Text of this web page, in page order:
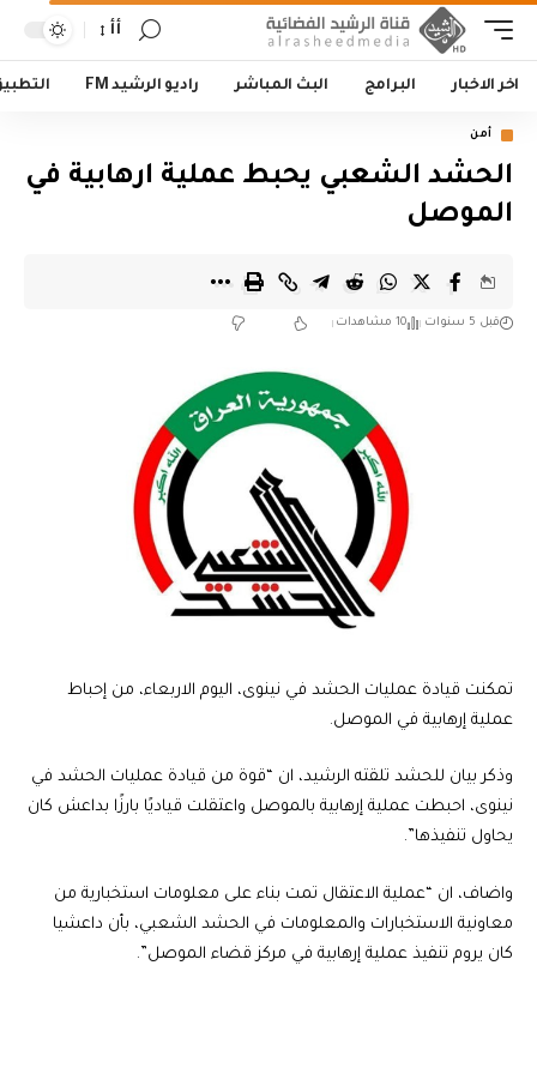
أأ
اخر الاخبار البرامج البث المباشر راديو الرشيد FM
أمن
الحشد الشعبي يحبط عملية ارهابية في
الموصل
قبل 5 سنوات 10 مشاهدات
تمكنت قيادة عمليات الحشد في نينوى، اليوم الاربعاء، من إحباط
عملية إرهابية في الموصل.
وذكر بيان للحشد تلقته الرشيد، ان “قوة من قيادة عمليات الحشد في
نينوى، احبطت عملية إرهابية بالموصل واعتقلت قياديًا بارزًا بداعش كان
يحاول تنفيذها”.
واضاف، ان “عملية الاعتقال تمت بناء على معلومات استخبارية من
معاونية الاستخبارات والمعلومات في الحشد الشعبي، بأن داعشيا
كان يروم تنفيذ عملية إرهابية في مركز قضاء الموصل”.